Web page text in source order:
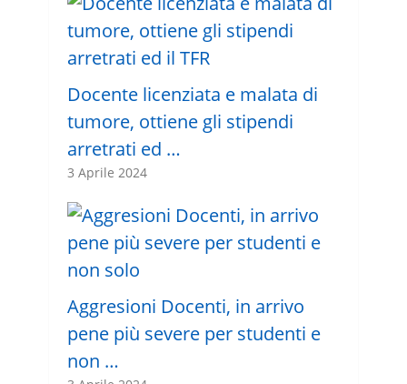
Docente licenziata e malata di
tumore, ottiene gli stipendi
arretrati ed …
3 Aprile 2024
Aggresioni Docenti, in arrivo
pene più severe per studenti e
non …